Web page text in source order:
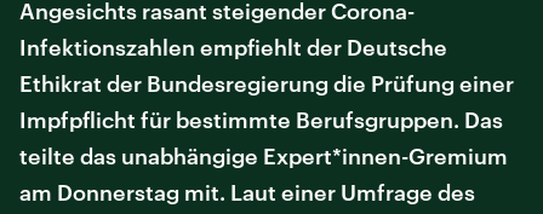
Angesichts rasant steigender Corona-
Infektionszahlen empfiehlt der Deutsche
Ethikrat der Bundesregierung die Prüfung einer
Impfpflicht für bestimmte Berufsgruppen. Das
teilte das unabhängige Expert*innen-Gremium
am Donnerstag mit. Laut einer Umfrage des